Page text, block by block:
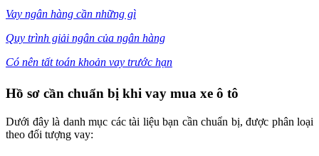
Vay ngân hàng cần những gì
Quy trình giải ngân của ngân hàng
Có nên tất toán khoản vay trước hạn
Hồ sơ cần chuẩn bị khi vay mua xe ô tô
Dưới đây là danh mục các tài liệu bạn cần chuẩn bị, được phân loại
theo đối tượng vay: